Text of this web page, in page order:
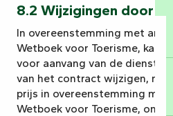
8.2 Wijzigingen door
In overeenstemming met
Wetboek voor Toerisme, kan
voor aanvang van de dienst
van het contract wijzigen,
prijs in overeenstemming met
Wetboek voor Toerisme,